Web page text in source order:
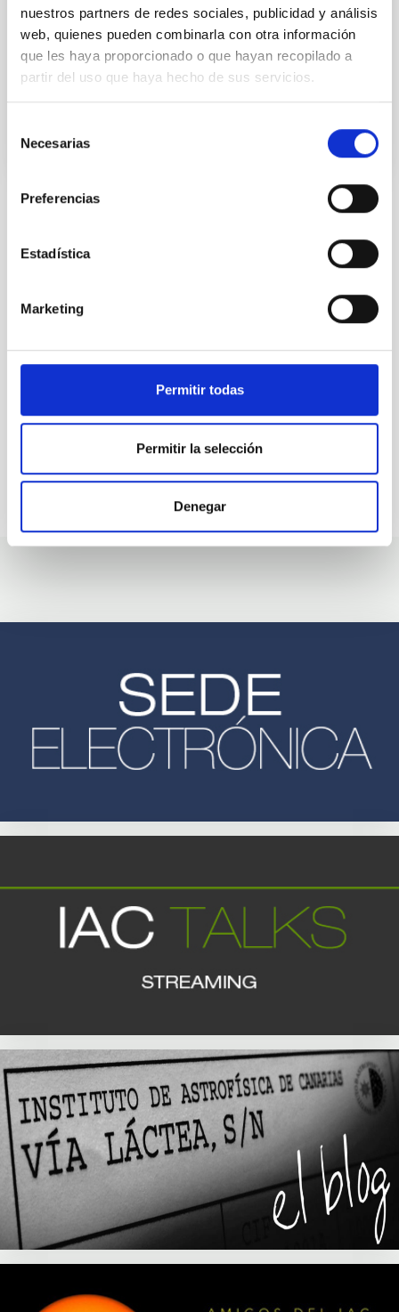
nuestros partners de redes sociales, publicidad y análisis
web, quienes pueden combinarla con otra información
que les haya proporcionado o que hayan recopilado a
partir del uso que haya hecho de sus servicios.
Necesarias
Preferencias
Estadística
Marketing
Permitir todas
Permitir la selección
Denegar
Se convoca proceso selectivo para el ingreso, como
personal laboral fijo, de un puesto de trabajo con la
categoría profesional de Técnico/a Mantenimiento
General, acogido a Convenio y que tendrá
Desde el IAC siempre
estamos buscando gente
con talento.